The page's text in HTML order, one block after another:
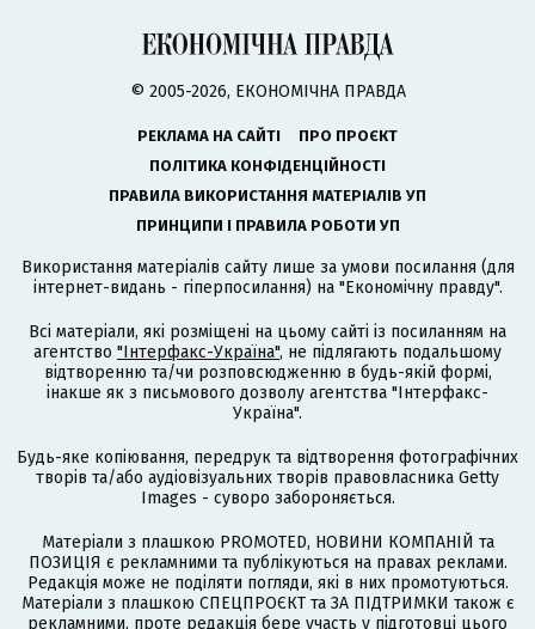
© 2005-2026, ЕКОНОМІЧНА ПРАВДА
РЕКЛАМА НА САЙТІ
ПРО ПРОЄКТ
ПОЛІТИКА КОНФІДЕНЦІЙНОСТІ
ПРАВИЛА ВИКОРИСТАННЯ МАТЕРІАЛІВ УП
ПРИНЦИПИ І ПРАВИЛА РОБОТИ УП
Використання матеріалів сайту лише за умови посилання (для
інтернет-видань - гіперпосилання) на "Економічну правду".
Всі матеріали, які розміщені на цьому сайті із посиланням на
агентство "Інтерфакс-Україна", не підлягають подальшому
відтворенню та/чи розповсюдженню в будь-якій формі,
інакше як з письмового дозволу агентства "Інтерфакс-
Україна".
Будь-яке копіювання, передрук та відтворення фотографічних
творів та/або аудіовізуальних творів правовласника Getty
Images - суворо забороняється.
Матеріали з плашкою PROMOTED, НОВИНИ КОМПАНІЙ та
ПОЗИЦІЯ є рекламними та публікуються на правах реклами.
Редакція може не поділяти погляди, які в них промотуються.
Матеріали з плашкою СПЕЦПРОЄКТ та ЗА ПІДТРИМКИ також є
рекламними, проте редакція бере участь у підготовці цього